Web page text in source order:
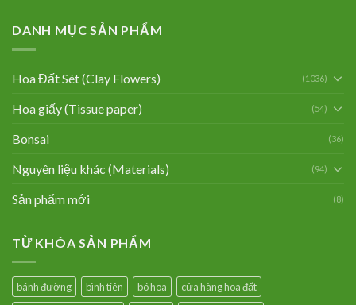
DANH MỤC SẢN PHẨM
Hoa Đất Sét (Clay Flowers) (1036)
Hoa giấy (Tissue paper) (54)
Bonsai (36)
Nguyên liệu khác (Materials) (94)
Sản phẩm mới (8)
TỪ KHÓA SẢN PHẨM
bánh đường bình tiên bó hoa
cửa hàng hoa đất